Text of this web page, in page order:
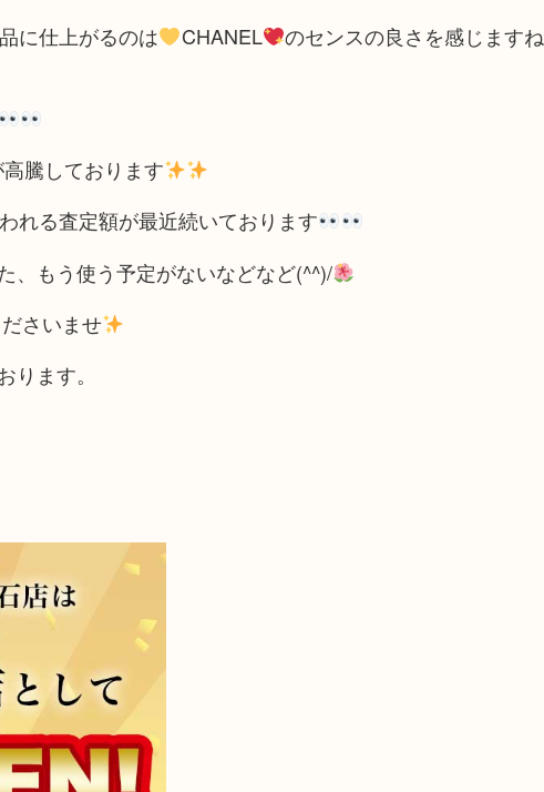
に仕上がるのは CHANEL のセンスの良さを感じますね
騰しております
れる査定額が最近続いております
、もう使う予定がないなどなど(^^)/
さいませ
ます。